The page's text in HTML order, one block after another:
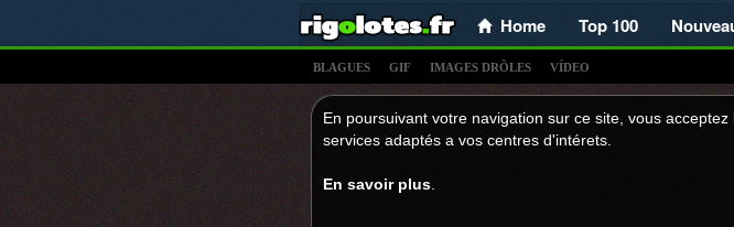
Home Top 100
BLAGUES GIF IMAGES DRÔLES VÍDEO
En poursuivant votre navigation sur ce site, vous
services adaptés a vos centres d'intérets.
En savoir plus